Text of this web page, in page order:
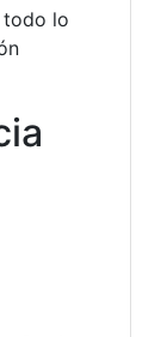
todo lo